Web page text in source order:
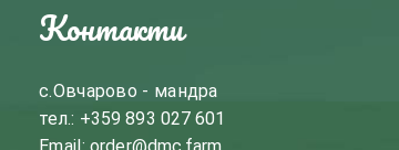
Контакти
с.Овчарово - мандра
тел.: +359 893 027 601